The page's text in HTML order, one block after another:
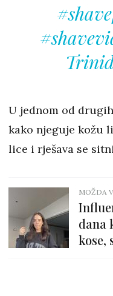
U jednom od
kako njeguje kožu
lice i rješava se
MOŽDA
dana
kose,